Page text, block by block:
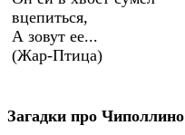
вцепиться,
А зовут ее...
(Жар-Птица)
Загадки про Чиполлино